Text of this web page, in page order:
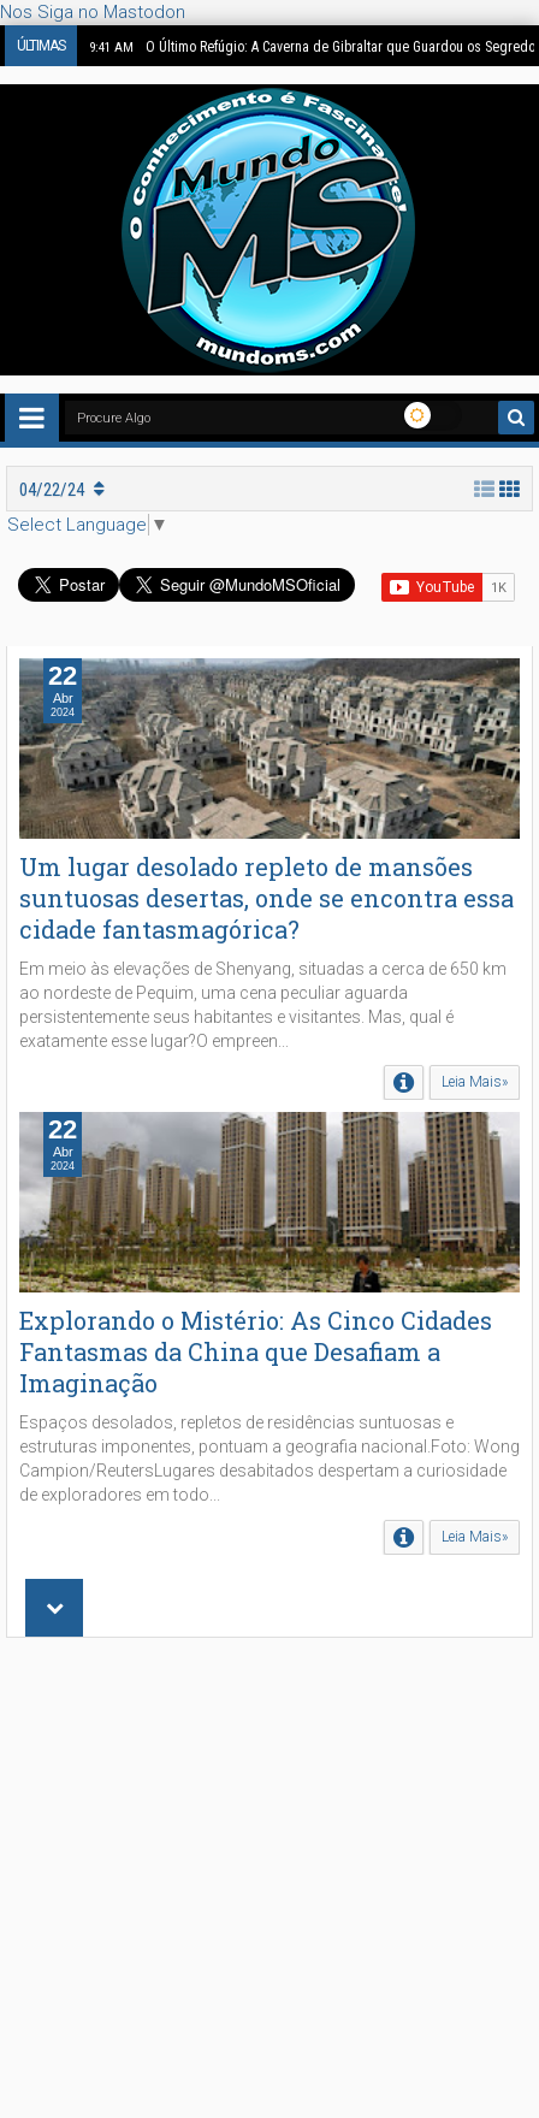
Nos Siga no Mastodon
ÚLTIMAS 9:41 AM O Último Refúgio: A Caverna de Gibraltar que Guardou os
04/22/24
Select Language ▼
Um lugar desolado repleto de mansões
suntuosas desertas, onde se encontra essa
cidade fantasmagórica?
Em meio às elevações de Shenyang, situadas a cerca de 650 km
ao nordeste de Pequim, uma cena peculiar aguarda
persistentemente seus habitantes e visitantes. Mas, qual é
exatamente esse lugar?O empreen...
Leia Mais»
22
Abr
2024
Explorando o Mistério: As Cinco Cidades
Fantasmas da China que Desafiam a
Imaginação
Espaços desolados, repletos de residências suntuosas e
estruturas imponentes, pontuam a geografia nacional.Foto: Wong
Campion/ReutersLugares desabitados despertam a curiosidade
de exploradores em todo...
Leia Mais»
22
Abr
2024